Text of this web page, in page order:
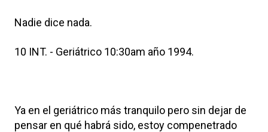
Nadie dice nada.
10 INT. - Geriátrico 10:30am año 1994.
Ya en el geriátrico más tranquilo pero sin dejar de
pensar en qué habrá sido, estoy compenetrado